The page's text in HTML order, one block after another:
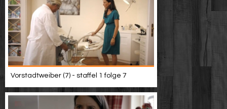
Vorstadtweiber (7) - staffel 1 folge 7